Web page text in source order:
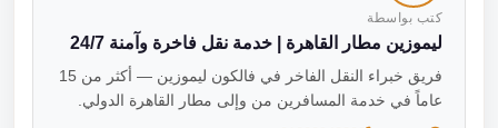
كتب بواسطة
ليموزين مطار القاهرة | خدمة نقل فاخرة وآمنة 24/7
فريق خبراء النقل الفاخر في فالكون ليموزين — أكثر من 15
عاماً في خدمة المسافرين من وإلى مطار القاهرة الدولي.